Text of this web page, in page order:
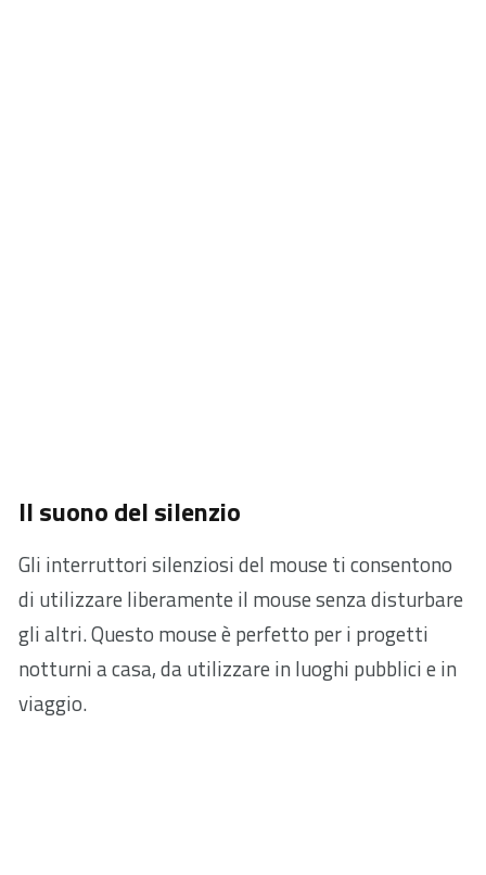
Il suono del silenzio
Gli interruttori silenziosi del mouse ti consentono
di utilizzare liberamente il mouse senza disturbare
gli altri. Questo mouse è perfetto per i progetti
notturni a casa, da utilizzare in luoghi pubblici e in
viaggio.